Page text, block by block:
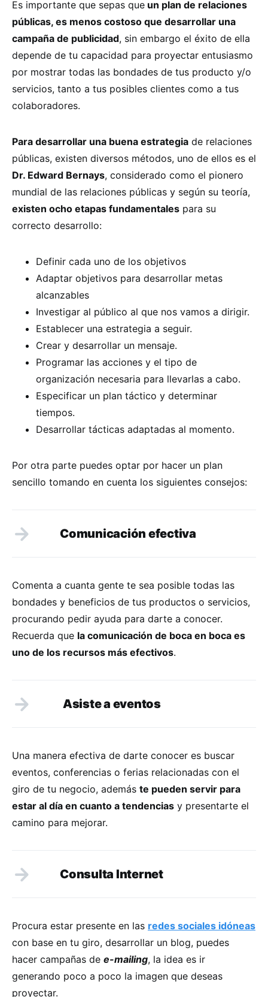
Es importante que sepas que un plan de relaciones
públicas, es menos costoso que desarrollar una
campaña de publicidad, sin embargo el éxito de ella
depende de tu capacidad para proyectar entusiasmo
por mostrar todas las bondades de tus producto y/o
servicios, tanto a tus posibles clientes como a tus
colaboradores.
Para desarrollar una buena estrategia de relaciones
públicas, existen diversos métodos, uno de ellos es el
Dr. Edward Bernays, considerado como el pionero
mundial de las relaciones públicas y según su teoría,
existen ocho etapas fundamentales para su
correcto desarrollo:
Definir cada uno de los objetivos
Adaptar objetivos para desarrollar metas
alcanzables
Investigar al público al que nos vamos a dirigir.
Establecer una estrategia a seguir.
Crear y desarrollar un mensaje.
Programar las acciones y el tipo de
organización necesaria para llevarlas a cabo.
Especificar un plan táctico y determinar
tiempos.
Desarrollar tácticas adaptadas al momento.
Por otra parte puedes optar por hacer un plan
sencillo tomando en cuenta los siguientes consejos:
Comunicación efectiva
Comenta a cuanta gente te sea posible todas las
bondades y beneficios de tus productos o servicios,
procurando pedir ayuda para darte a conocer.
Recuerda que la comunicación de boca en boca es
uno de los recursos más efectivos.
Asiste a eventos
Una manera efectiva de darte conocer es buscar
eventos, conferencias o ferias relacionadas con el
giro de tu negocio, además te pueden servir para
estar al día en cuanto a tendencias y presentarte el
camino para mejorar.
Consulta Internet
Procura estar presente en las redes sociales idóneas
con base en tu giro, desarrollar un blog, puedes
hacer campañas de e-mailing, la idea es ir
generando poco a poco la imagen que deseas
proyectar.